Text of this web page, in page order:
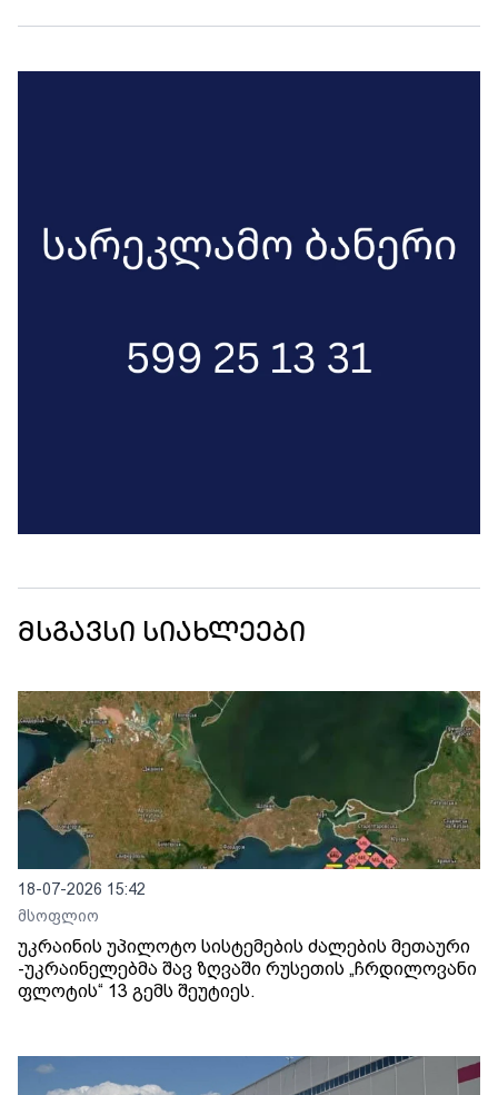
მსგავსი სიახლეები
18-07-2026 15:42
მსოფლიო
უკრაინის უპილოტო სისტემების ძალების მეთაური
-უკრაინელებმა შავ ზღვაში რუსეთის „ჩრდილოვანი
ფლოტის“ 13 გემს შეუტიეს.